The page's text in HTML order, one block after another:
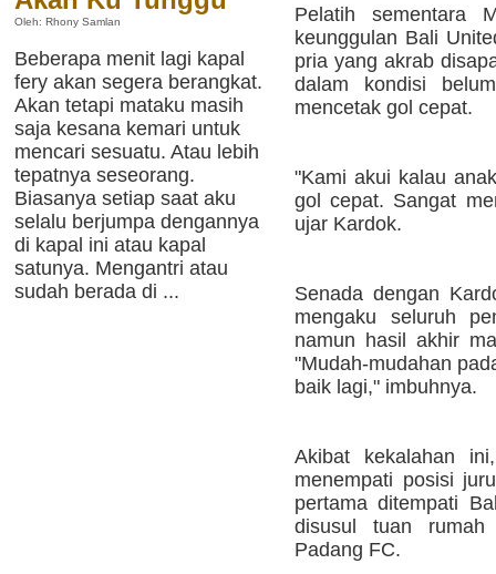
Oleh: Rhony Samlan
Beberapa menit lagi kapal
fery akan segera berangkat.
Akan tetapi mataku masih
saja kesana kemari untuk
mencari sesuatu. Atau lebih
tepatnya seseorang.
Biasanya setiap saat aku
selalu berjumpa dengannya
di kapal ini atau kapal
satunya. Mengantri atau
sudah berada di ...
Pelatih sementara
keunggulan Bali
pria yang akrab
dalam kondisi
mencetak gol cepat.
"Kami akui kalau
gol cepat. Sangat
ujar Kardok.
Senada dengan
mengaku seluruh
namun hasil akhir
"Mudah-mudahan
baik lagi," imbuhnya.
Akibat kekalahan
menempati posisi
pertama ditempati
disusul tuan
Padang FC.